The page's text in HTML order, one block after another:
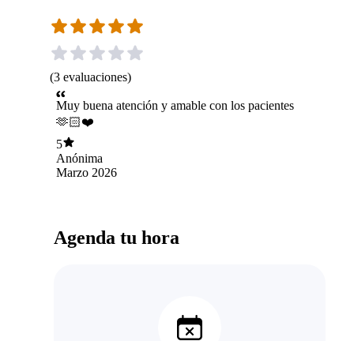
(3 evaluaciones)
Muy buena atención y amable con los pacientes
🫶🏻❤️
5
Anónima
Marzo 2026
Agenda tu hora